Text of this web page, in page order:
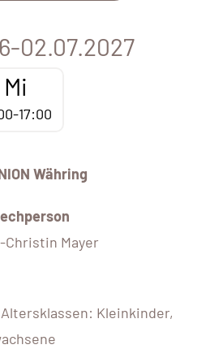
02.07.2027
Mi
17:00
Währing
Christin Mayer
Kleinkinder,